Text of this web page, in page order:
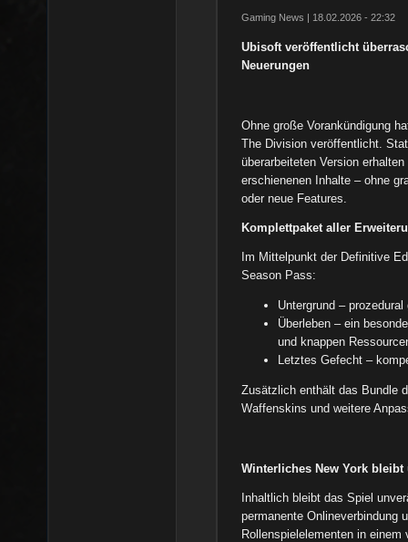
Gaming News | 18.02.2026 - 22:32
Ubisoft veröffentlicht
Neuerungen
Ohne große Vorankündigung
The Division veröffentlicht.
überarbeiteten Version
erschienenen Inhalte – ohne
oder neue Features.
Komplettpaket aller
Im Mittelpunkt der Definitive
Season Pass:
Untergrund –
Überleben – ein
und knappen
Letztes Gefecht –
Zusätzlich enthält das Bundle
Waffenskins und weitere
Winterliches New York bleibt
Inhaltlich bleibt das Spiel
permanente Onlineverbindung
Rollenspielelementen in einem